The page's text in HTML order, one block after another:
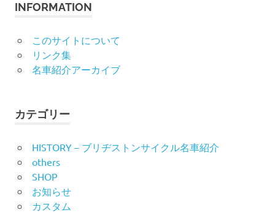
INFORMATION
このサイトについて
リンク集
名車紹介アーカイブ
カテゴリー
HISTORY – ブリヂストンサイクル名車紹介
others
SHOP
お知らせ
カスタム